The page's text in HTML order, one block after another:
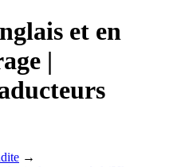
et en
|
→